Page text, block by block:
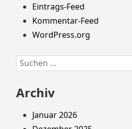
Eintrags-Feed
Kommentar-Feed
WordPress.org
Suchen
nach:
Archiv
Januar 2026